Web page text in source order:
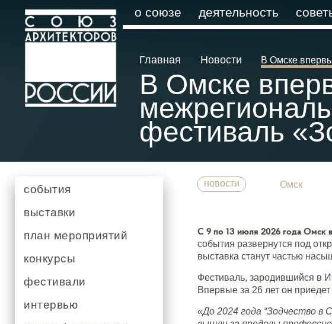
о союзе деятельность
Главная Новости В Омске
В Омске
фестиваль
события
выставки
план мероприятий
конкурсы
фестивали
интервью
новости Омск
С 9 по 13 июля 2026 года Омск
события развернутся под
выставка станут частью
Фестиваль, зародившийся в
Впервые за 26 лет он
«До 2024 года “Зодчество в